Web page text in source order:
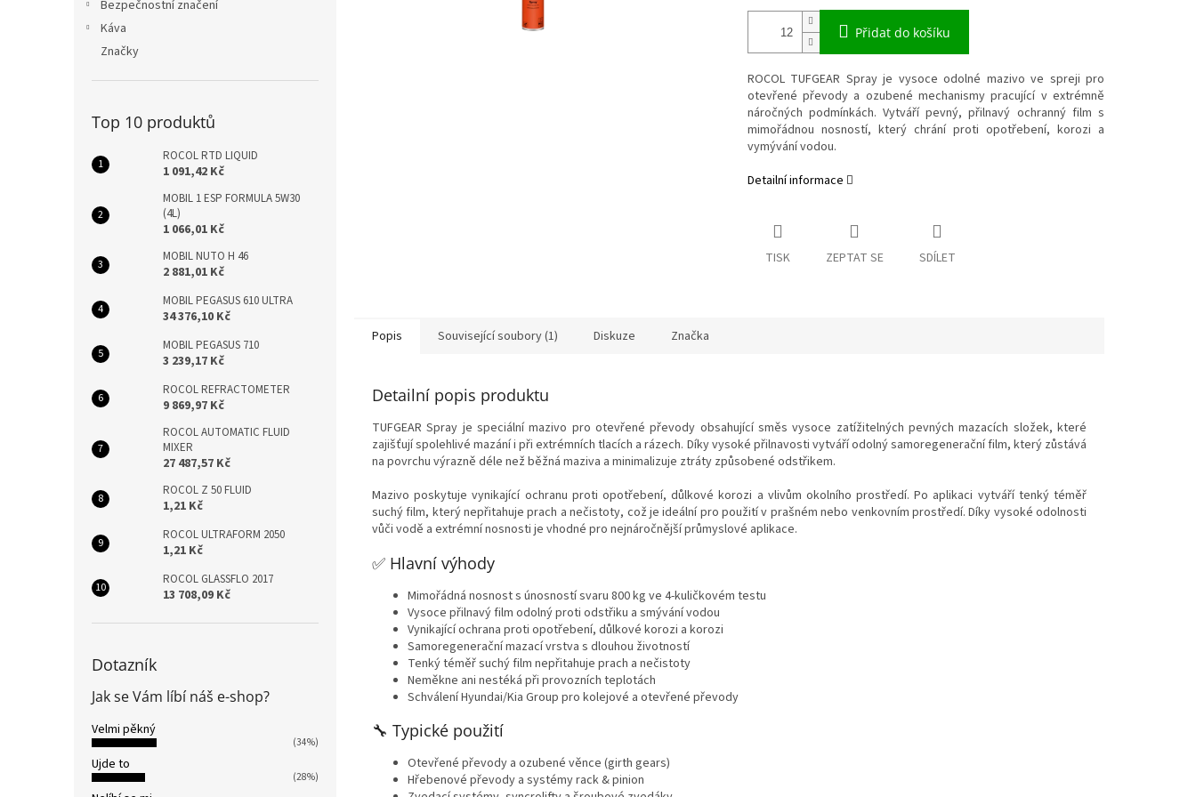
Bezpečnostní značení
Káva
Značky
Top 10 produktů
ROCOL RTD LIQUID
1 091,42 Kč
MOBIL 1 ESP FORMULA 5W30
(4L)
1 066,01 Kč
MOBIL NUTO H 46
2 881,01 Kč
MOBIL PEGASUS 610 ULTRA
34 376,10 Kč
MOBIL PEGASUS 710
3 239,17 Kč
ROCOL REFRACTOMETER
9 869,97 Kč
ROCOL AUTOMATIC FLUID
MIXER
27 487,57 Kč
ROCOL Z 50 FLUID
1,21 Kč
ROCOL ULTRAFORM 2050
1,21 Kč
ROCOL GLASSFLO 2017
13 708,09 Kč
Dotazník
Jak se Vám líbí náš e-shop?
Velmi pěkný
(34%)
Ujde to
(28%)
Přidat do košíku
ROCOL TUFGEAR Spray je vysoce odolné mazivo ve spreji pro
otevřené převody a ozubené mechanismy pracující v extrémně
náročných podmínkách. Vytváří pevný, přilnavý ochranný film s
mimořádnou nosností, který chrání proti opotřebení, korozi a
vymývání vodou.
Detailní informace
TISK ZEPTAT SE SDÍLET
Popis Související soubory (1) Diskuze Značka
Detailní popis produktu
TUFGEAR Spray je speciální mazivo pro otevřené převody obsahující směs vysoce zatížitelných pevných mazacích složek, které
zajišťují spolehlivé mazání i při extrémních tlacích a rázech. Díky vysoké přilnavosti vytváří odolný samoregenerační film, který zůstává
na povrchu výrazně déle než běžná maziva a minimalizuje ztráty způsobené odstřikem.
Mazivo poskytuje vynikající ochranu proti opotřebení, důlkové korozi a vlivům okolního prostředí. Po aplikaci vytváří tenký téměř
suchý film, který nepřitahuje prach a nečistoty, což je ideální pro použití v prašném nebo venkovním prostředí. Díky vysoké odolnosti
vůči vodě a extrémní nosnosti je vhodné pro nejnáročnější průmyslové aplikace.
✅ Hlavní výhody
Mimořádná nosnost s únosností svaru 800 kg ve 4-kuličkovém testu
Vysoce přilnavý film odolný proti odstřiku a smývání vodou
Vynikající ochrana proti opotřebení, důlkové korozi a korozi
Samoregenerační mazací vrstva s dlouhou životností
Tenký téměř suchý film nepřitahuje prach a nečistoty
Neměkne ani nestéká při provozních teplotách
Schválení Hyundai/Kia Group pro kolejové a otevřené převody
🔧 Typické použití
Otevřené převody a ozubené věnce (girth gears)
Hřebenové převody a systémy rack & pinion